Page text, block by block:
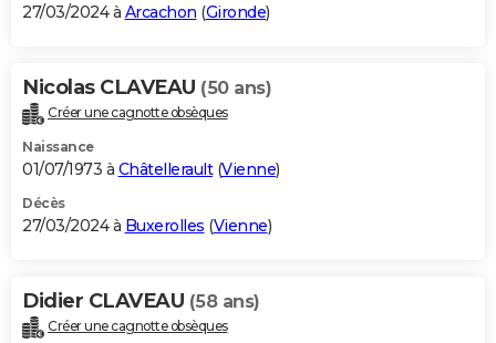
27/03/2024 à Arcachon (Gironde)
Nicolas CLAVEAU (50 ans)
Créer une cagnotte obsèques
Naissance
01/07/1973 à Châtellerault(Vienne)
Décès
27/03/2024 à Buxerolles (Vienne)
Didier CLAVEAU (58 ans)
Créer une cagnotte obsèques